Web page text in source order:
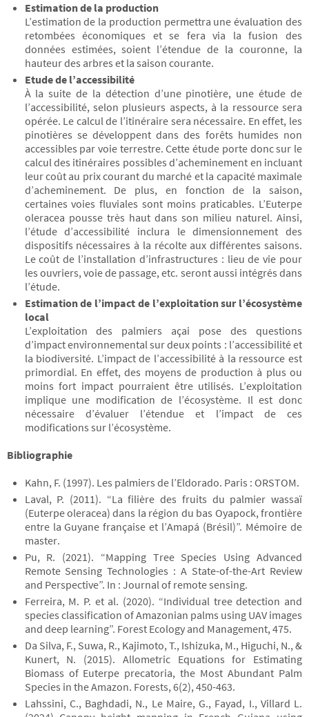
Estimation de la production
L’estimation de la production permettra une évaluation des
retombées économiques et se fera via la fusion des
données estimées, soient l’étendue de la couronne, la
hauteur des arbres et la saison courante.
Etude de l’accessibilité
À la suite de la détection d’une pinotière, une étude de
l’accessibilité, selon plusieurs aspects, à la ressource sera
opérée. Le calcul de l’itinéraire sera nécessaire. En effet, les
pinotières se développent dans des forêts humides non
accessibles par voie terrestre. Cette étude porte donc sur le
calcul des itinéraires possibles d’acheminement en incluant
leur coût au prix courant du marché et la capacité maximale
d’acheminement. De plus, en fonction de la saison,
certaines voies fluviales sont moins praticables. L’Euterpe
oleracea pousse très haut dans son milieu naturel. Ainsi,
l’étude d’accessibilité inclura le dimensionnement des
dispositifs nécessaires à la récolte aux différentes saisons.
Le coût de l’installation d’infrastructures : lieu de vie pour
les ouvriers, voie de passage, etc. seront aussi intégrés dans
l’étude.
Estimation de l’impact de l’exploitation sur l’écosystème
local
L’exploitation des palmiers açai pose des questions
d’impact environnemental sur deux points : l’accessibilité et
la biodiversité. L’impact de l’accessibilité à la ressource est
primordial. En effet, des moyens de production à plus ou
moins fort impact pourraient être utilisés. L’exploitation
implique une modification de l’écosystème. Il est donc
nécessaire d’évaluer l’étendue et l’impact de ces
modifications sur l’écosystème.
Bibliographie
Kahn, F. (1997). Les palmiers de l’Eldorado. Paris : ORSTOM.
Laval, P. (2011). “La filière des fruits du palmier wassaï
(Euterpe oleracea) dans la région du bas Oyapock, frontière
entre la Guyane française et l’Amapá (Brésil)”. Mémoire de
master.
Pu, R. (2021). “Mapping Tree Species Using Advanced
Remote Sensing Technologies : A State-of-the-Art Review
and Perspective”. In : Journal of remote sensing.
Ferreira, M. P. et al. (2020). “Individual tree detection and
species classification of Amazonian palms using UAV images
and deep learning”. Forest Ecology and Management, 475.
Da Silva, F., Suwa, R., Kajimoto, T., Ishizuka, M., Higuchi, N., &
Kunert, N. (2015). Allometric Equations for Estimating
Biomass of Euterpe precatoria, the Most Abundant Palm
Species in the Amazon. Forests, 6(2), 450-463.
Lahssini, C., Baghdadi, N., Le Maire, G., Fayad, I., Villard L.